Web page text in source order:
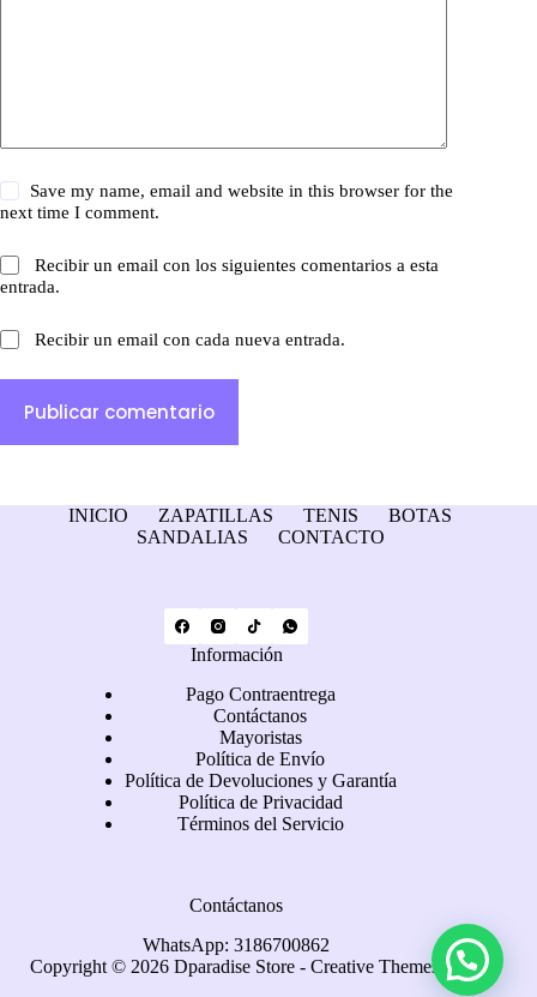
Save my name, email and website in this browser for the
next time I comment.
Recibir un email con los siguientes comentarios a esta
entrada.
Recibir un email con cada nueva entrada.
Publicar comentario
INICIO ZAPATILLAS TENIS
BOTAS
SANDALIAS
CONTACTO
Información
Pago Contraentrega
Contáctanos
Mayoristas
Política de Envío
Política de Devoluciones y Garantía
Política de Privacidad
Términos del Servicio
Contáctanos
WhatsApp: 3186700862
Copyright © 2026 Dparadise Store - Creative Themes